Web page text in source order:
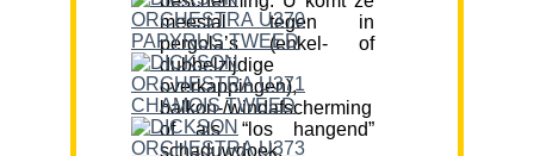
meestal tegen in
pergola’s (enkel- of
dubbelzijdige
overkappingen),
balkon-/windafscherming
of als “los hangend”
schaduwdoek.